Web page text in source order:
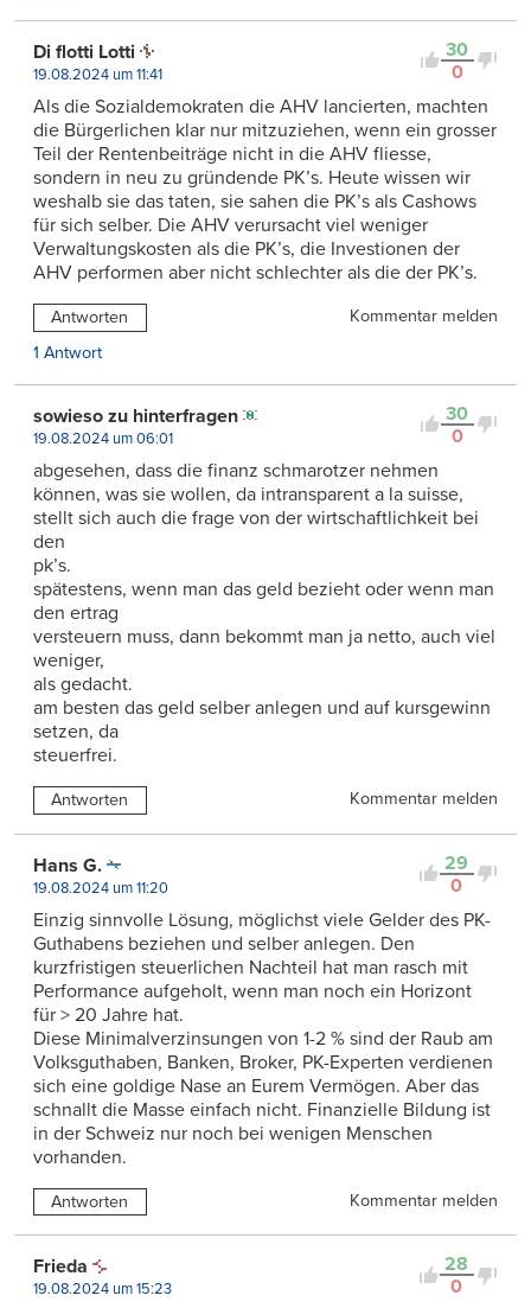
30
0
Di flotti Lotti
19.08.2024 um 11:41
Als die Sozialdemokraten die AHV lancierten, machten
die Bürgerlichen klar nur mitzuziehen, wenn ein grosser
Teil der Rentenbeiträge nicht in die AHV fliesse,
sondern in neu zu gründende PK’s. Heute wissen wir
weshalb sie das taten, sie sahen die PK’s als Cashows
für sich selber. Die AHV verursacht viel weniger
Verwaltungskosten als die PK’s, die Investionen der
AHV performen aber nicht schlechter als die der PK’s.
Antworten
Kommentar melden
1 Antwort
30
0
sowieso zu hinterfragen
19.08.2024 um 06:01
abgesehen, dass die finanz schmarotzer nehmen
können, was sie wollen, da intransparent a la suisse,
stellt sich auch die frage von der wirtschaftlichkeit bei
den
pk’s.
spätestens, wenn man das geld bezieht oder wenn man
den ertrag
versteuern muss, dann bekommt man ja netto, auch viel
weniger,
als gedacht.
am besten das geld selber anlegen und auf kursgewinn
setzen, da
steuerfrei.
Antworten Kommentar melden
29
0
Hans G.
19.08.2024 um 11:20
Einzig sinnvolle Lösung, möglichst viele Gelder des PK-
Guthabens beziehen und selber anlegen. Den
kurzfristigen steuerlichen Nachteil hat man rasch mit
Performance aufgeholt, wenn man noch ein Horizont
für > 20 Jahre hat.
Diese Minimalverzinsungen von 1-2 % sind der Raub am
Volksguthaben, Banken, Broker, PK-Experten verdienen
sich eine goldige Nase an Eurem Vermögen. Aber das
schnallt die Masse einfach nicht. Finanzielle Bildung ist
in der Schweiz nur noch bei wenigen Menschen
vorhanden.
Antworten Kommentar melden
28
0
Frieda
19.08.2024 um 15:23